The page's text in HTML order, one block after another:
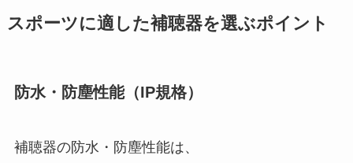
スポーツに適した補聴器を選ぶポイント
防水・防塵性能（IP規格）
補聴器の防水・防塵性能は、